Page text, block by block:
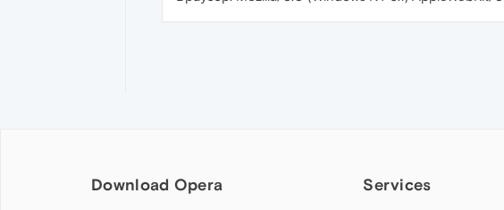
Download Opera Services